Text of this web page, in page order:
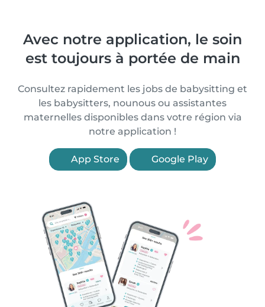
Avec notre application, le soin
est toujours à portée de main
Consultez rapidement les jobs de babysitting et
les babysitters, nounous ou assistantes
maternelles disponibles dans votre région via
notre application !
App Store Google Play